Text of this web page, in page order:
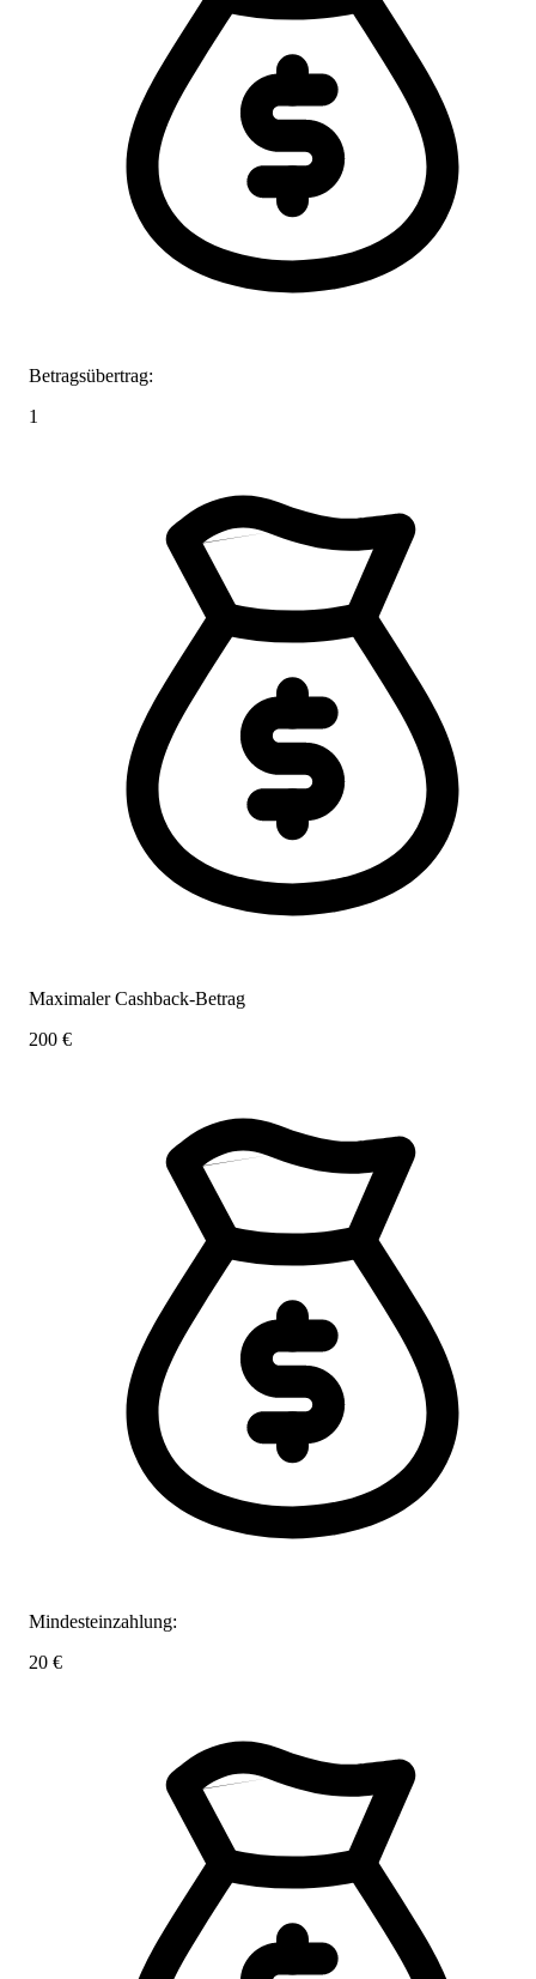
Betragsübertrag:
1
Maximaler Cashback-Betrag
200 €
Mindesteinzahlung:
20 €